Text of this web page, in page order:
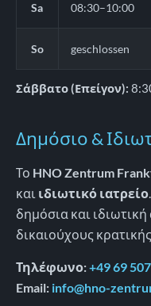
Sa 08:30–10:00
So geschlossen
Σάββατο (Επείγον):
Δημόσιο &
Το HNO Zentrum
και ιδιωτικό ιατρείο
δημόσια και
δικαιούχους
Τηλέφωνο:+49 69
Email: info@hno-